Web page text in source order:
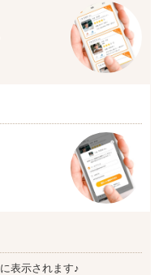
表示されます♪